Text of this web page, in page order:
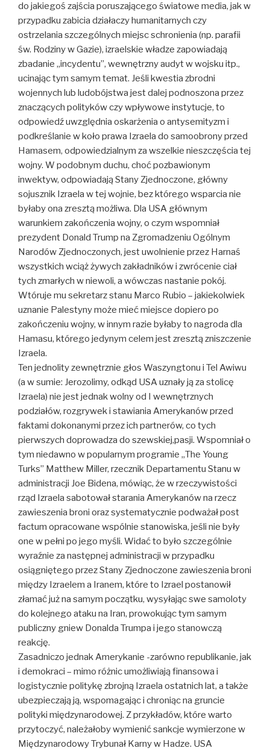
do jakiegoś zajścia poruszającego światowe media, jak w
przypadku zabicia działaczy humanitarnych czy
ostrzelania szczególnych miejsc schronienia (np. parafii
św. Rodziny w Gazie), izraelskie władze zapowiadają
zbadanie „incydentu”, wewnętrzny audyt w wojsku itp.,
ucinając tym samym temat. Jeśli kwestia zbrodni
wojennych lub ludobójstwa jest dalej podnoszona przez
znaczących polityków czy wpływowe instytucje, to
odpowiedź uwzględnia oskarżenia o antysemityzm i
podkreślanie w koło prawa Izraela do samoobrony przed
Hamasem, odpowiedzialnym za wszelkie nieszczęścia tej
wojny. W podobnym duchu, choć pozbawionym
inwektyw, odpowiadają Stany Zjednoczone, główny
sojusznik Izraela w tej wojnie, bez którego wsparcia nie
byłaby ona zresztą możliwa. Dla USA głównym
warunkiem zakończenia wojny, o czym wspomniał
prezydent Donald Trump na Zgromadzeniu Ogólnym
Narodów Zjednoczonych, jest uwolnienie przez Harnaś
wszystkich wciąż żywych zakładników i zwrócenie ciał
tych zmarłych w niewoli, a wówczas nastanie pokój.
Wtóruje mu sekretarz stanu Marco Rubio – jakiekolwiek
uznanie Palestyny może mieć miejsce dopiero po
zakończeniu wojny, w innym razie byłaby to nagroda dla
Hamasu, którego jedynym celem jest zresztą zniszczenie
Izraela.
Ten jednolity zewnętrznie głos Waszyngtonu i Tel Awiwu
(a w sumie: Jerozolimy, odkąd USA uznały ją za stolicę
Izraela) nie jest jednak wolny od I wewnętrznych
podziałów, rozgrywek i stawiania Amerykanów przed
faktami dokonanymi przez ich partnerów, co tych
pierwszych doprowadza do szewskiej,pasji. Wspomniał o
tym niedawno w popularnym programie „The Young
Turks” Matthew Miller, rzecznik Departamentu Stanu w
administracji Joe Bidena, mówiąc, że w rzeczywistości
rząd Izraela sabotował starania Amerykanów na rzecz
zawieszenia broni oraz systematycznie podważał post
factum opracowane wspólnie stanowiska, jeśli nie były
one w pełni po jego myśli. Widać to było szczególnie
wyraźnie za następnej administracji w przypadku
osiągniętego przez Stany Zjednoczone zawieszenia broni
między Izraelem a Iranem, które to Izrael postanowił
złamać już na samym początku, wysyłając swe samoloty
do kolejnego ataku na Iran, prowokując tym samym
publiczny gniew Donalda Trumpa i jego stanowczą
reakcję.
Zasadniczo jednak Amerykanie -zarówno republikanie, jak
i demokraci – mimo różnic umożliwiają finansowa i
logistycznie politykę zbrojną Izraela ostatnich lat, a także
ubezpieczają ją, wspomagając i chroniąc na gruncie
polityki międzynarodowej. Z przykładów, które warto
przytoczyć, należałoby wymienić sankcje wymierzone w
Międzynarodowy Trybunał Karny w Hadze. USA